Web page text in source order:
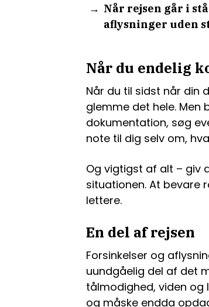
Når rejsen går i
aflysninger uden
Når du endelig
Når du til sidst når din
glemme det hele. Men
dokumentation, søg
note til dig selv om,
Og vigtigst af alt – giv
situationen. At bevare
lettere.
En del af rejsen
Forsinkelser og
uundgåelig del af det
tålmodighed, viden og
og måske endda